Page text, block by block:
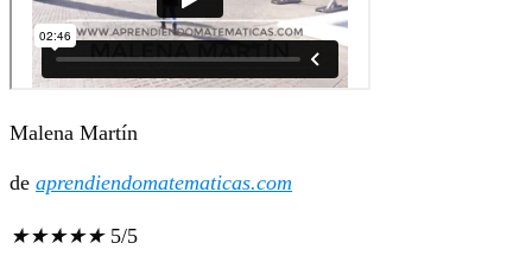
Malena Martín
de aprendiendomatematicas.com
★★★★★ 5/5